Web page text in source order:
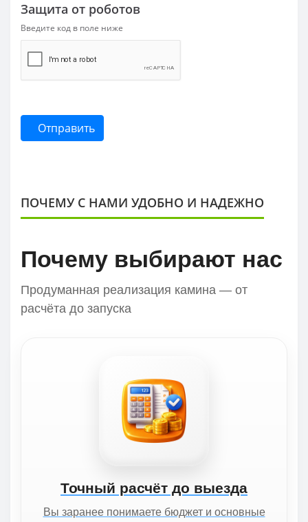
Защита от роботов
Введите код в поле ниже
Отправить
ПОЧЕМУ С НАМИ УДОБНО И НАДЕЖНО
Почему выбирают нас
Продуманная реализация камина — от
расчёта до запуска
Точный расчёт до выезда
Вы заранее понимаете бюджет и основные